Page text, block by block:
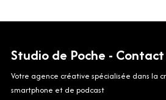
Studio de Poche - Contact
Votre agence créative spécialisée dans la
smartphone et de podcast